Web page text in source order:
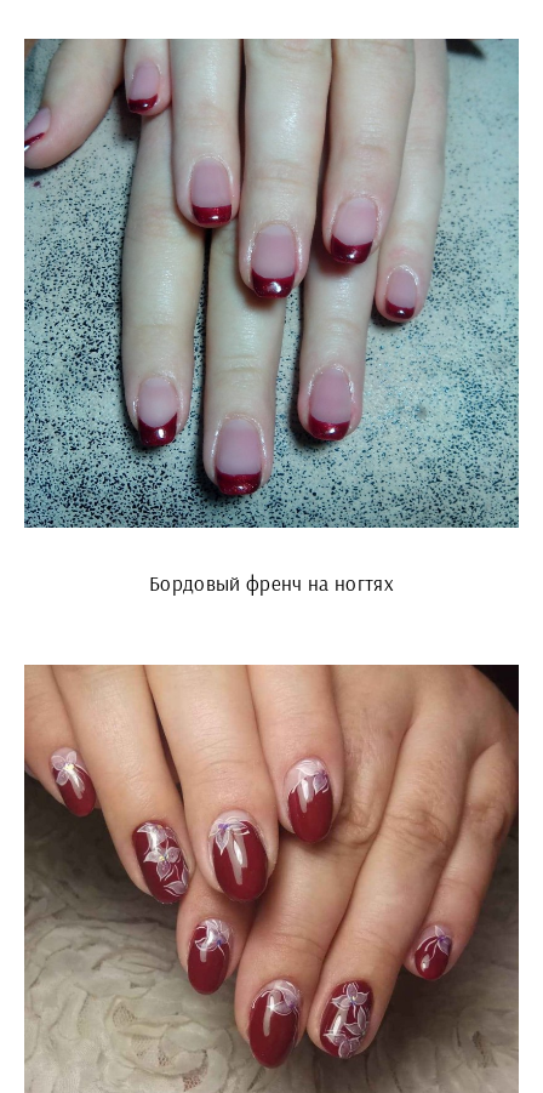
Бордовый френч на ногтях